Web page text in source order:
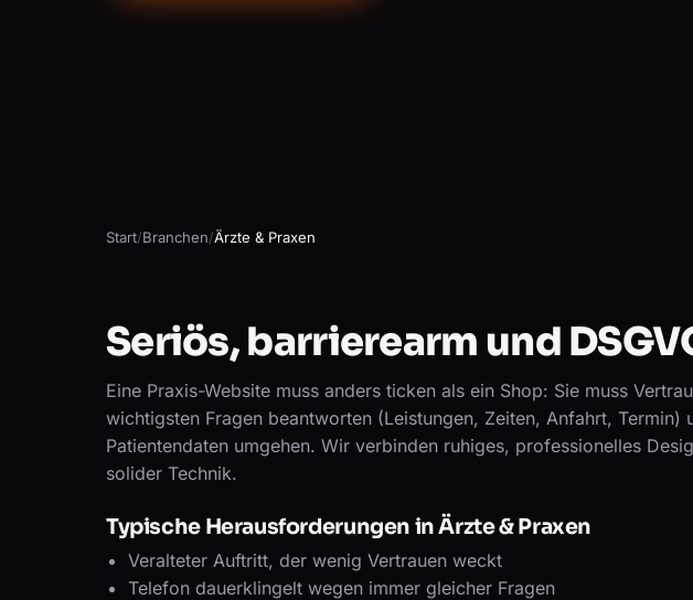
Start/Branchen/Ärzte & Praxen
Seriös, barrierearm und
Eine Praxis-Website muss anders ticken als ein Shop: Sie muss
wichtigsten Fragen beantworten (Leistungen, Zeiten, Anfahrt, Termin)
Patientendaten umgehen. Wir verbinden ruhiges, professionelles
solider Technik.
Typische Herausforderungen in Ärzte & Praxen
Veralteter Auftritt, der wenig Vertrauen weckt
Telefon dauerklingelt wegen immer gleicher Fragen